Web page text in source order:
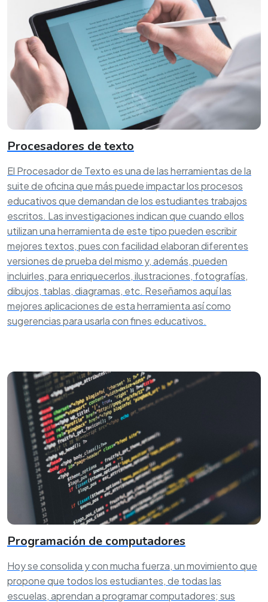
Procesadores de texto
El Procesador de Texto es una de las herramientas de la
suite de oficina que más puede impactar los procesos
educativos que demandan de los estudiantes trabajos
escritos. Las investigaciones indican que cuando ellos
utilizan una herramienta de este tipo pueden escribir
mejores textos, pues con facilidad elaboran diferentes
versiones de prueba del mismo y, además, pueden
incluirles, para enriquecerlos, ilustraciones, fotografías,
dibujos, tablas, diagramas, etc. Reseñamos aquí las
mejores aplicaciones de esta herramienta así como
sugerencias para usarla con fines educativos.
Programación de computadores
Hoy se consolida y con mucha fuerza, un movimiento que
propone que todos los estudiantes, de todas las
escuelas, aprendan a programar computadores; sus